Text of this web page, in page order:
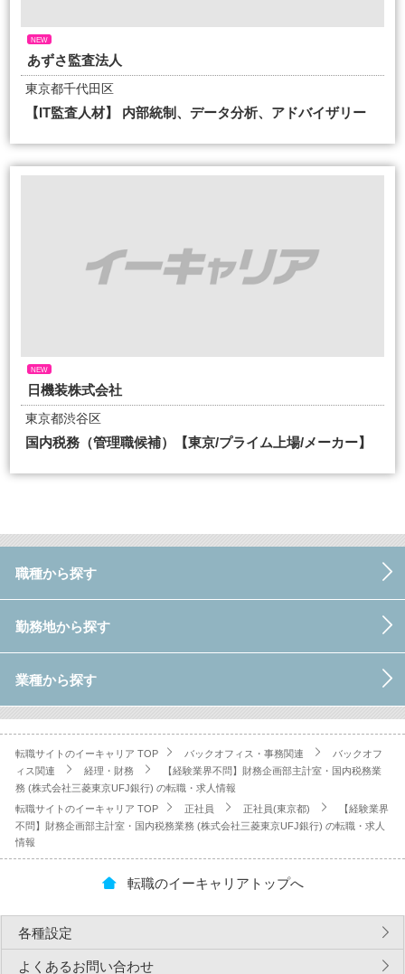
NEW
あずさ監査法人
東京都千代田区
【IT監査人材】 内部統制、データ分析、アドバイザリー
NEW
日機装株式会社
東京都渋谷区
国内税務（管理職候補）【東京/プライム上場/メーカー】
職種から探す
勤務地から探す
業種から探す
転職サイトのイーキャリア TOP バックオフィス・事務関連
バックオフ
ィス関連
経理・財務
【経験業界不問】財務企画部主計室・国内税務業
務 (株式会社三菱東京UFJ銀行) の転職・求人情報
転職サイトのイーキャリア TOP
正社員 正社員(東京都)
【経験業界
不問】財務企画部主計室・国内税務業務 (株式会社三菱東京UFJ銀行) の転職・求人
情報
転職のイーキャリアトップへ
各種設定
よくあるお問い合わせ